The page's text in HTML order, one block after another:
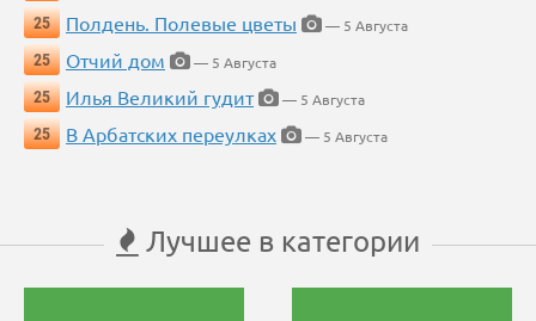
25
Полдень. Полевые цветы
— 5 Августа
25
Отчий дом
— 5 Августа
25
Илья Великий гудит
— 5 Августа
25
В Арбатских переулках — 5 Августа
Лучшее в категории